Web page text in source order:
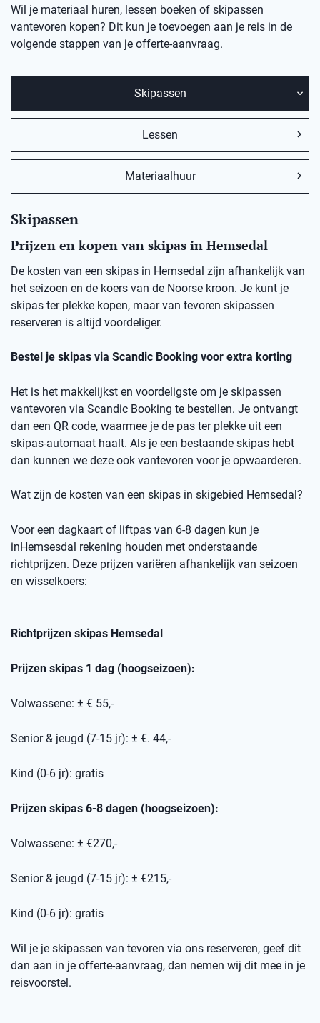
Wil je materiaal huren, lessen boeken of skipassen
vantevoren kopen? Dit kun je toevoegen aan je reis in de
volgende stappen van je offerte-aanvraag.
Skipassen
Lessen
Materiaalhuur
Skipassen
Prijzen en kopen van skipas in Hemsedal
De kosten van een skipas in Hemsedal zijn afhankelijk van
het seizoen en de koers van de Noorse kroon. Je kunt je
skipas ter plekke kopen, maar van tevoren skipassen
reserveren is altijd voordeliger.
Bestel je skipas via Scandic Booking voor extra korting
Het is het makkelijkst en voordeligste om je skipassen
vantevoren via Scandic Booking te bestellen. Je ontvangt
dan een QR code, waarmee je de pas ter plekke uit een
skipas-automaat haalt. Als je een bestaande skipas hebt
dan kunnen we deze ook vantevoren voor je opwaarderen.
Wat zijn de kosten van een skipas in skigebied Hemsedal ?
Voor een dagkaart of liftpas van 6-8 dagen kun je
inHemsesdal rekening houden met onderstaande
richtprijzen. Deze prijzen variëren afhankelijk van seizoen
en wisselkoers:
Richtprijzen skipas Hemsedal
Prijzen skipas 1 dag (hoogseizoen):
Volwassene: ± € 55,-
Senior & jeugd (7-15 jr): ± €. 44,-
Kind (0-6 jr): gratis
Prijzen skipas 6-8 dagen (hoogseizoen):
Volwassene: ± €270,-
Senior & jeugd (7-15 jr): ± €215,-
Kind (0-6 jr): gratis
Wil je je skipassen van tevoren via ons reserveren, geef dit
dan aan in je offerte-aanvraag, dan nemen wij dit mee in je
reisvoorstel.